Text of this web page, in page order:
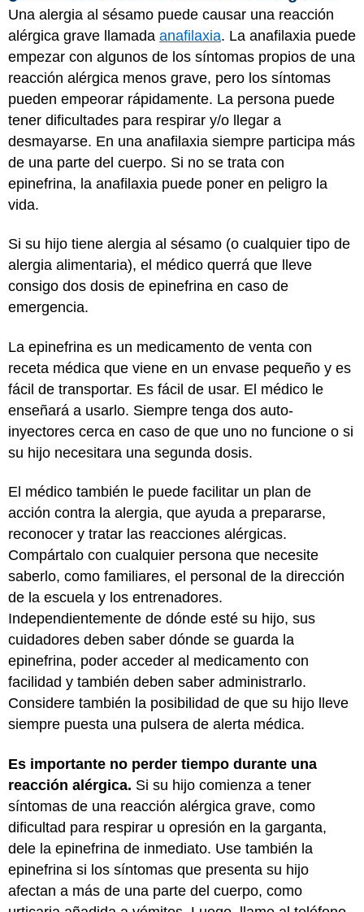
Una alergia al sésamo puede causar una reacción
alérgica grave llamada anafilaxia. La anafilaxia puede
empezar con algunos de los síntomas propios de una
reacción alérgica menos grave, pero los síntomas
pueden empeorar rápidamente. La persona puede
tener dificultades para respirar y/o llegar a
desmayarse. En una anafilaxia siempre participa más
de una parte del cuerpo. Si no se trata con
epinefrina, la anafilaxia puede poner en peligro la
vida.
Si su hijo tiene alergia al sésamo (o cualquier tipo de
alergia alimentaria), el médico querrá que lleve
consigo dos dosis de epinefrina en caso de
emergencia.
La epinefrina es un medicamento de venta con
receta médica que viene en un envase pequeño y es
fácil de transportar. Es fácil de usar. El médico le
enseñará a usarlo. Siempre tenga dos auto-
inyectores cerca en caso de que uno no funcione o si
su hijo necesitara una segunda dosis.
El médico también le puede facilitar un plan de
acción contra la alergia, que ayuda a prepararse,
reconocer y tratar las reacciones alérgicas.
Compártalo con cualquier persona que necesite
saberlo, como familiares, el personal de la dirección
de la escuela y los entrenadores.
Independientemente de dónde esté su hijo, sus
cuidadores deben saber dónde se guarda la
epinefrina, poder acceder al medicamento con
facilidad y también deben saber administrarlo.
Considere también la posibilidad de que su hijo lleve
siempre puesta una pulsera de alerta médica.
Es importante no perder tiempo durante una
reacción alérgica. Si su hijo comienza a tener
síntomas de una reacción alérgica grave, como
dificultad para respirar u opresión en la garganta,
dele la epinefrina de inmediato. Use también la
epinefrina si los síntomas que presenta su hijo
afectan a más de una parte del cuerpo, como